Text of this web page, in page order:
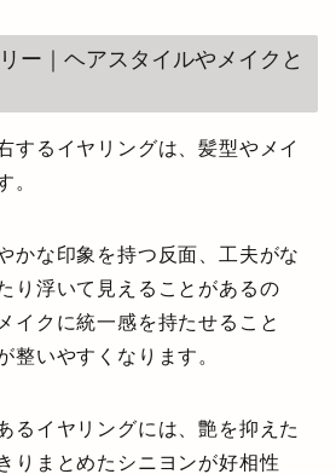
ー｜ヘアスタイルやメイクと
するイヤリングは、髪型やメイ
。
かな印象を持つ反面、工夫がな
り浮いて見えることがあるの
イクに統一感を持たせること
整いやすくなります。
るイヤリングには、艶を抑えた
りまとめたシニヨンが好相性